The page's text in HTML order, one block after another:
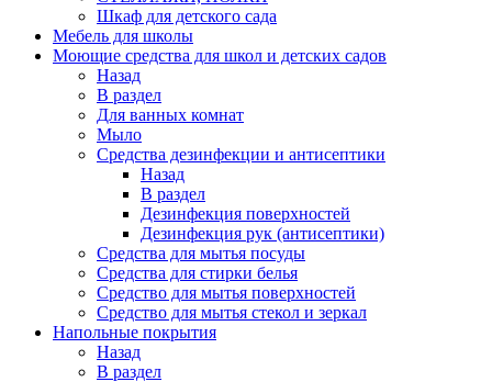
Шкаф для детского сада
Мебель для школы
Моющие средства для школ и детских садов
Назад
В раздел
Для ванных комнат
Мыло
Средства дезинфекции и антисептики
Назад
В раздел
Дезинфекция поверхностей
Дезинфекция рук (антисептики)
Средства для мытья посуды
Средства для стирки белья
Средство для мытья поверхностей
Средство для мытья стекол и зеркал
Напольные покрытия
Назад
В раздел